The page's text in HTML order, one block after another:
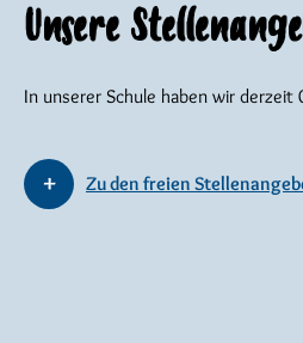
Unsere
In unserer Schule haben wir derzeit
Zu den freien